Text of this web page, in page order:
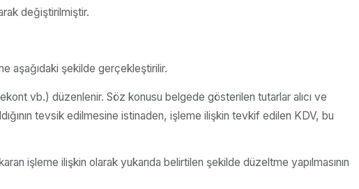
değiştirilmiştir.
aşağıdaki şekilde gerçekleştirilir.
vb.) düzenlenir. Söz konusu belgede gösterilen tutarlar alıcı ve
tevsik edilmesine istinaden, işleme ilişkin tevkif edilen KDV, bu
işleme ilişkin olarak yukarıda belirtilen şekilde düzeltme yapılmasının